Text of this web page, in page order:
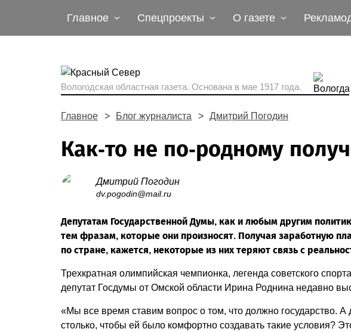
Главное Спецпроекты О газете
Вологодская областная газета. Основана в мае 1917 года.
Главное Блог журналиста Дмитрий Погодин
Как-то не по-родному
Дмитрий Погодин
dv.pogodin@mail.ru
Депутатам Государственной Думы, как и любым другим
тем фразам, которые они произносят. Получая заработную
по стране, кажется, некоторые из них теряют связь с
Трехкратная олимпийская чемпионка, легенда советского
депутат Госдумы от Омской области Ирина Роднина недавно
«Мы все время ставим вопрос о том, что должно государство. А
столько, чтобы ей было комфортно создавать такие условия?